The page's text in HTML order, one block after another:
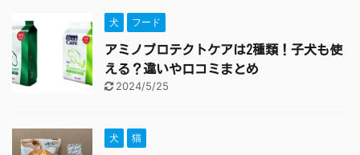
犬 フード
アミノプロテクトケアは2種類！子犬も使
える？違いや口コミまとめ
2024/5/25
犬 猫